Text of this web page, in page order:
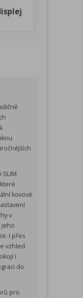
kovové
v
jeho
I přes
vzhled
i
do
pro